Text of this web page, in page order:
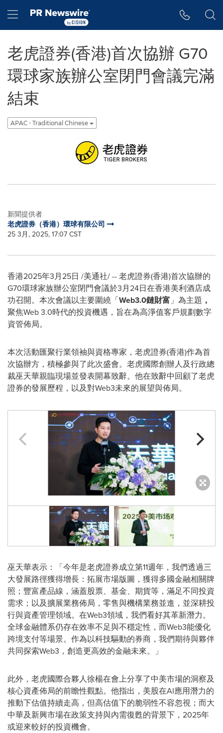
Hamburger menu
老虎證券(香港)首次協辦 G70
環球家族辦公室閉門會議完滿
結束
APAC - Traditional Chinese
新聞提供者
老虎證券（香港）環球有限公司
25 3月, 2025, 17:07 CST
香港2025年3月25日 /美通社/ -- 老虎證券(香港)首次協辦的
G70環球家族辦公室閉門會議於3月24日在香港美利酒店成
功召開。本次會議以主要圍繞「Web3.0鏈財富 」為主題 ，
聚焦Web 3.0時代的投資機遇，旨在為高淨值客戶規劃數字
資管佈局。
本次活動匯聚行業領袖與資格專家，老虎證券(香港)作為首
次協辦方，積極參與了此次盛會。老虎國際創辦人及行政總
裁巫天華親臨現場並發表開幕致辭。他在致辭中回顧了老虎
證券的發展歷程，以及對Web3未來的展望與佈局。
巫天華表示：「今年是老虎證券成立第11週年，我們透過三
大發展路徑獲得增長：拓展市場版圖，獲得多國金融相關牌
照；豐富產品線，涵蓋股票、基金、期貨等，滿足不同投資
需求；以及擴展業務佈局，零售與機構業務並進，並深耕投
行與資產管理領域。在Web3領域，我們看好其革新潛力。
全球金融體系仍存在效率不足與不穩定性，而Web3能優化
跨境支付等場景。作為以科技驅動的券商，我們期待與夥伴
共同探索Web3，創造更高效的金融未來。」
此外，老虎國際合夥人徐楊在會上分享了中美市場的洞察及
核心資產佈局的前瞻性觀點。他指出，美股在AI應用潛力的
推動下估值持續走高，但高估值下的脆弱性不容忽視；而大
中華及新興市場在政策支持與內需復甦的背景下，2025年
或迎來較好的投資機會。